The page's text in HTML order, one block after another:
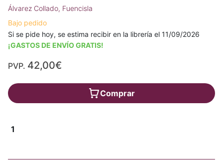
Álvarez Collado, Fuencisla
Bajo pedido
Si se pide hoy, se estima recibir en la librería el 11/09/2026
¡GASTOS DE ENVÍO GRATIS!
PVP. 42,00€
Comprar
1